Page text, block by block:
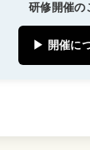
研修開催の
▶ 開催に